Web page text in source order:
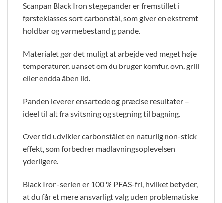
Scanpan Black Iron stegepander er fremstillet i
førsteklasses sort carbonstål, som giver en ekstremt
holdbar og varmebestandig pande.
Materialet gør det muligt at arbejde ved meget høje
temperaturer, uanset om du bruger komfur, ovn, grill
eller endda åben ild.
Panden leverer ensartede og præcise resultater –
ideel til alt fra svitsning og stegning til bagning.
Over tid udvikler carbonstålet en naturlig non-stick
effekt, som forbedrer madlavningsoplevelsen
yderligere.
Black Iron-serien er 100 % PFAS-fri, hvilket betyder,
at du får et mere ansvarligt valg uden problematiske